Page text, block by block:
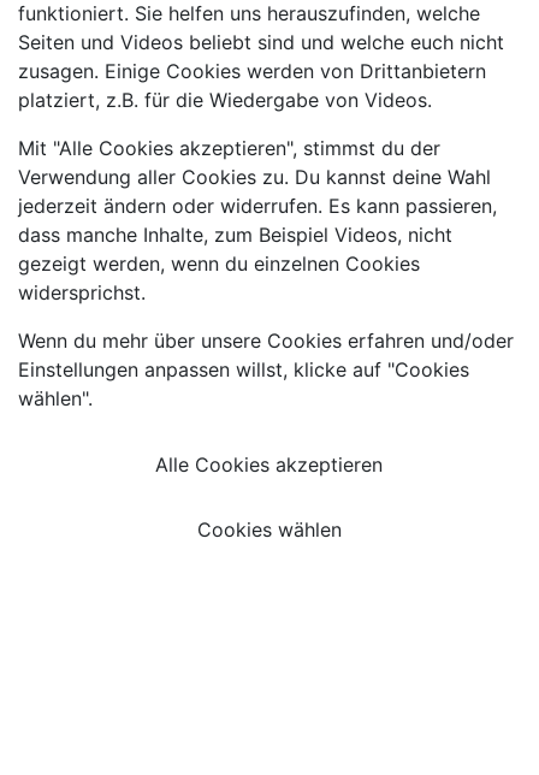
funktioniert. Sie helfen uns herauszufinden, welche
Seiten und Videos beliebt sind und welche euch nicht
zusagen. Einige Cookies werden von Drittanbietern
platziert, z.B. für die Wiedergabe von Videos.
Mit "Alle Cookies akzeptieren", stimmst du der
Verwendung aller Cookies zu. Du kannst deine Wahl
jederzeit ändern oder widerrufen. Es kann passieren,
dass manche Inhalte, zum Beispiel Videos, nicht
gezeigt werden, wenn du einzelnen Cookies
widersprichst.
Wenn du mehr über unsere Cookies erfahren und/oder
Einstellungen anpassen willst, klicke auf "Cookies
wählen".
Alle Cookies akzeptieren
Cookies wählen